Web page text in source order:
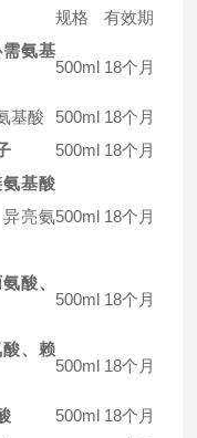
规格 有效期
氨基
500ml 18个月
基酸 500ml 18个月
500ml 18个月
基酸
亮氨500ml 18个月
酸、
500ml 18个月
、赖
500ml 18个月
500ml 18个月